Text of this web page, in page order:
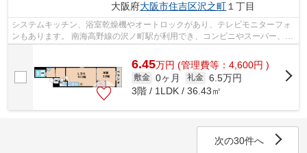
大阪府大阪市住吉区沢之町１丁目
システムキッチン、浴室乾燥機やオートロックがあり、テレビモニターフォ
ンもあります。 南海高野線の沢ノ町駅が利用でき、コンビニやスーパー、住
6.45万円 (管理費等：4,600円 )
敷金 0ヶ月 礼金 6.5万円
3階 / 1LDK / 36.43㎡
次の30件へ